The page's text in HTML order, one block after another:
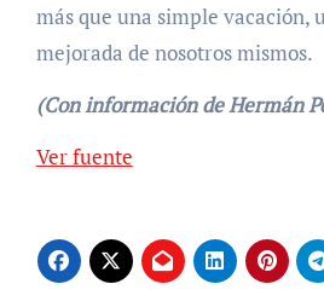
más que una simple vacación,
mejorada de nosotros mismos.
(Con información de Hermán
Navegación
entradas
Ver fuente